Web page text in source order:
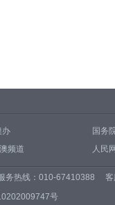
办
国务
频道 人民
热线：010-67410388 客
号